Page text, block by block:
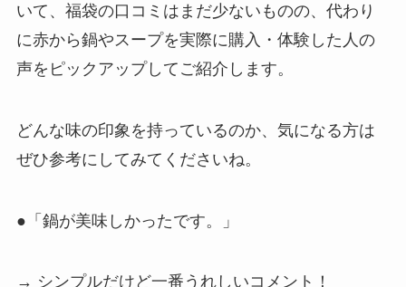
いて、福袋の口コミはまだ少ないものの、代わり
に赤から鍋やスープを実際に購入・体験した人の
声をピックアップしてご紹介します。
どんな味の印象を持っているのか、気になる方は
ぜひ参考にしてみてくださいね。
●「鍋が美味しかったです。」
→ シンプルだけど一番うれしいコメント！